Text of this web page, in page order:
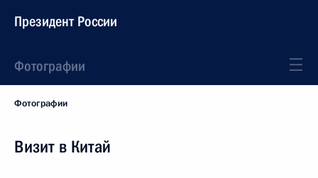
Президент России
Фотографии
Фотографии
Визит в Китай